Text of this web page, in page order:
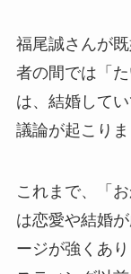
福尾誠さんが
者の間では「
は、結婚して
議論が起こりま
これまで、「
は恋愛や結婚
ージが強くあ